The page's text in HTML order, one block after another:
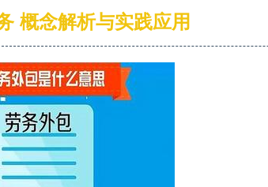
概念解析与实践应用